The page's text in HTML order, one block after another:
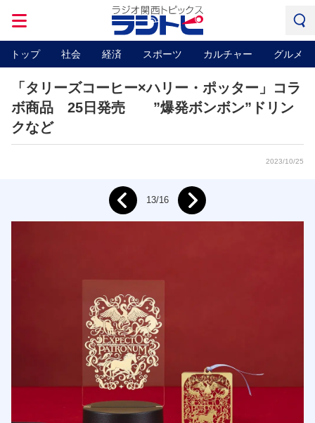
トップ 社会 経済 スポーツ カルチャー グルメ
「タリーズコーヒー×ハリー・ポッター」コラ
ボ商品 25日発売 ”爆発ボンボン”ドリン
クなど
2023/10/25
Prev 13/16 Next